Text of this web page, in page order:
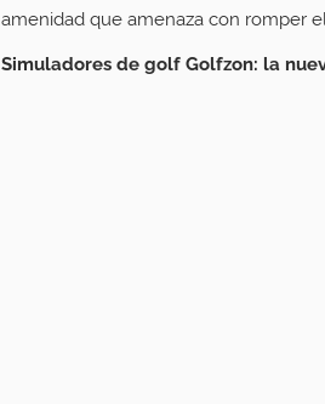
amenidad que amenaza con romper
Simuladores de golf Golfzon: la